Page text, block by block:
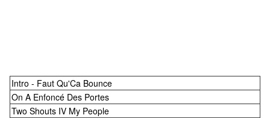
Intro - Faut Qu'Ca Bounce
On A Enfoncé Des Portes
Two Shouts IV My People